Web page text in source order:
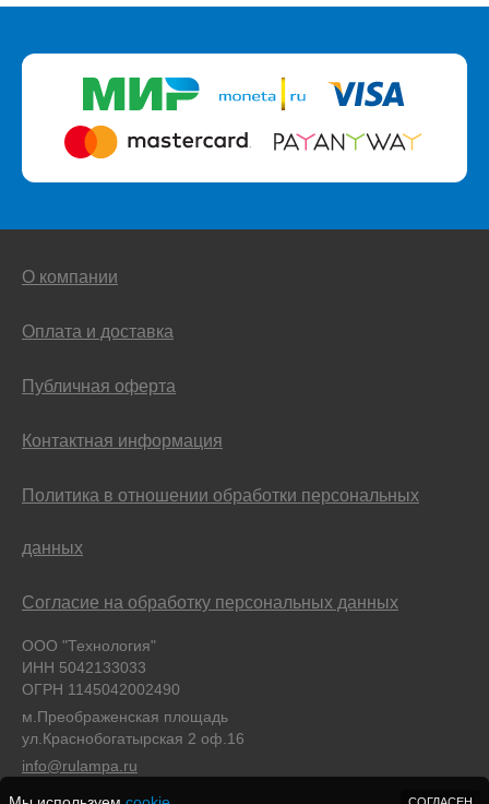
О компании
Оплата и доставка
Публичная оферта
Контактная информация
Политика в отношении обработки персональных
данных
Согласие на обработку персональных данных
ООО "Технология"
ИНН 5042133033
ОГРН 1145042002490
м.Преображенская площадь
ул.Краснобогатырская 2 оф.16
info@rulampa.ru